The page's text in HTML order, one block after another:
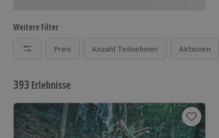
Weitere Filter
Preis Anzahl Teilnehmer Aktionen
393 Erlebnisse